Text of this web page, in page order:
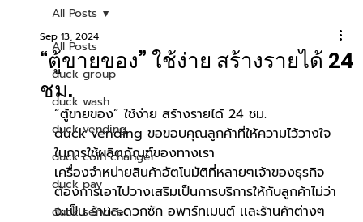
All Posts
duck group
duck wash
duck vending
duck coin changer
duck pay
duck service
All Posts
“ตู้ขายของ” ใช้ง่าย สร้างรายได้ 24
ชม.
Sep 13, 2024
“ตู้ขายของ” ใช้ง่าย สร้างรายได้ 24 ชม.
duck vending ขอขอบคุณลูกค้าที่ให้ความไว้วางใจ
ในการใช้ผลิตภัณฑ์ของทางเรา
เครื่องจำหน่ายสินค้าอัตโนมัติที่หลายๆเจ้าของธุรกิจ
ต้องการเอาไปวางเสริมเป็นการบริการให้กับลูกค้าไม่ว่า
จะเป็น ร้านสะดวกซัก อพาร์ทเมนต์ เเละร้านค้าต่างๆ